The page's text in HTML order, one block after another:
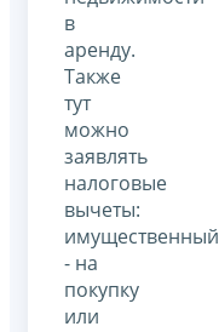
в
аренду.
Также
тут
можно
заявлять
налоговые
вычеты:
имущественный
- на
покупку
или